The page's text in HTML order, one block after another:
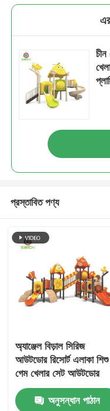
প্রস্তাবিত পণ্য
অ্যাঞ্জেল বিড়াল সিরিজ
আউটডোর রিসোর্ট এলাকা শিশু
গেম খেলার সেট আউটডোর
খেলার মাঠ শিশু খেলনা
পার্ক স্লাইড বিক্রিঅনুসন্ধান পাঠান